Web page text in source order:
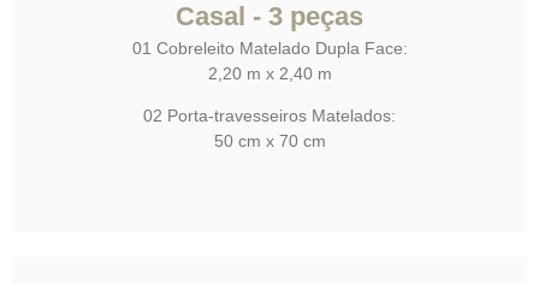
Casal - 3 peças
01 Cobreleito Matelado Dupla Face:
2,20 m x 2,40 m
02 Porta-travesseiros Matelados:
50 cm x 70 cm